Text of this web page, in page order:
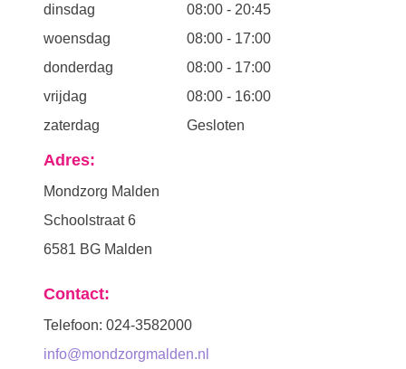
dinsdag
08:00 - 20:45
woensdag
08:00 - 17:00
donderdag
08:00 - 17:00
vrijdag
08:00 - 16:00
zaterdag
Gesloten
Adres:
Mondzorg Malden
Schoolstraat 6
6581 BG Malden
Contact:
Telefoon: 024-3582000
info@mondzorgmalden.nl